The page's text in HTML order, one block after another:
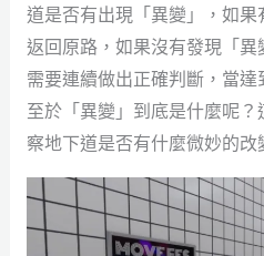
道是否有出現「異變」，如
返回原路，如果沒有發現「
需要連續做出正確判斷，當達
至於「異變」到底是什麼呢
察地下道是否有什麼微妙的改